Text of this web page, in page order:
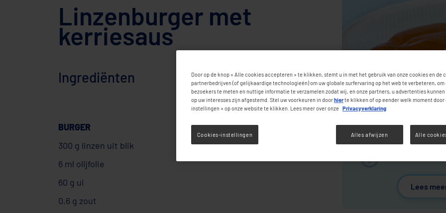
Linzenburger met
kerriesaus
Ingrediënten
BURGER
300 g linzen uit blik
6 ml olijfolie
60 g ui
0,6 g zout
Lees
Door op de knop « Alle cookies accepteren » te klikken, stemt u in met het gebruik van onze cookies en de
partnerbedrijven (of gelijkaardige technologieën) om uw globale surfervaring op het web te verbeteren, om
bezoekers te meten en nuttige informatie te verzamelen zodat wij, en onze partners, u advertenties
op uw interesses zijn afgestemd. Stel uw voorkeuren in doorhierte klikken of op eender welk moment door
instellingen » op onze website te klikken. Lees meer over onze Privacyverklaring
Alles afwijzen Alle
Cookies-instellingen